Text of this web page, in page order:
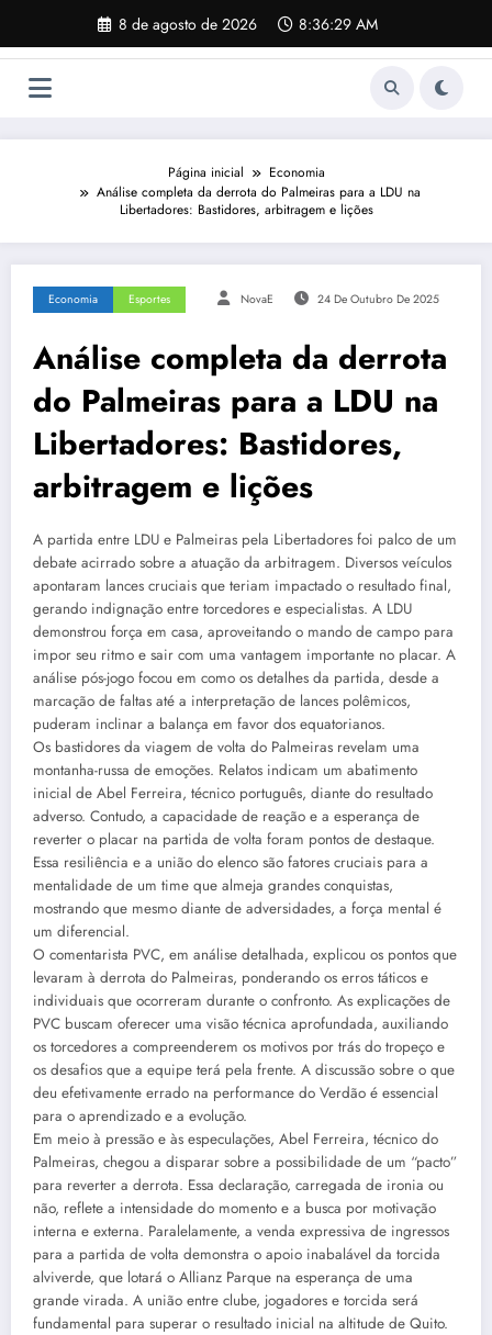
o
8 de agosto de 2026 8:36:30 AM
Página inicial
Economia
Análise completa da derrota do Palmeiras para a LDU na
Libertadores: Bastidores, arbitragem e lições
Economia Esportes NovaE 24 De Outubro De 2025
Análise completa da derrota
do Palmeiras para a LDU na
Libertadores: Bastidores,
arbitragem e lições
A partida entre LDU e Palmeiras pela Libertadores foi palco de um
debate acirrado sobre a atuação da arbitragem. Diversos veículos
apontaram lances cruciais que teriam impactado o resultado final,
gerando indignação entre torcedores e especialistas. A LDU
demonstrou força em casa, aproveitando o mando de campo para
impor seu ritmo e sair com uma vantagem importante no placar. A
análise pós-jogo focou em como os detalhes da partida, desde a
marcação de faltas até a interpretação de lances polêmicos,
puderam inclinar a balança em favor dos equatorianos.
Os bastidores da viagem de volta do Palmeiras revelam uma
montanha-russa de emoções. Relatos indicam um abatimento
inicial de Abel Ferreira, técnico português, diante do resultado
adverso. Contudo, a capacidade de reação e a esperança de
reverter o placar na partida de volta foram pontos de destaque.
Essa resiliência e a união do elenco são fatores cruciais para a
mentalidade de um time que almeja grandes conquistas,
mostrando que mesmo diante de adversidades, a força mental é
um diferencial.
O comentarista PVC, em análise detalhada, explicou os pontos que
levaram à derrota do Palmeiras, ponderando os erros táticos e
individuais que ocorreram durante o confronto. As explicações de
PVC buscam oferecer uma visão técnica aprofundada, auxiliando
os torcedores a compreenderem os motivos por trás do tropeço e
os desafios que a equipe terá pela frente. A discussão sobre o que
deu efetivamente errado na performance do Verdão é essencial
para o aprendizado e a evolução.
Em meio à pressão e às especulações, Abel Ferreira, técnico do
Palmeiras, chegou a disparar sobre a possibilidade de um “pacto”
para reverter a derrota. Essa declaração, carregada de ironia ou
não, reflete a intensidade do momento e a busca por motivação
interna e externa. Paralelamente, a venda expressiva de ingressos
para a partida de volta demonstra o apoio inabalável da torcida
alviverde, que lotará o Allianz Parque na esperança de uma
grande virada. A união entre clube, jogadores e torcida será
fundamental para superar o resultado inicial na altitude de Quito.